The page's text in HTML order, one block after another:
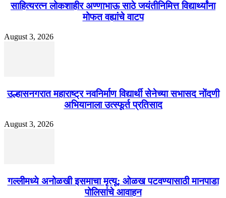
साहित्यरत्न लोकशाहीर अण्णाभाऊ साठे जयंतीनिमित्त विद्यार्थ्यांना
मोफत वह्यांचे वाटप
August 3, 2026
उल्हासनगरात महाराष्ट्र नवनिर्माण विद्यार्थी सेनेच्या सभासद नोंदणी
अभियानाला उत्स्फूर्त प्रतिसाद
August 3, 2026
गल्लीमध्ये अनोळखी इसमाचा मृत्यू; ओळख पटवण्यासाठी मानपाडा
पोलिसांचे आवाहन